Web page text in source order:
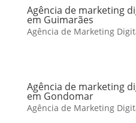
Agência de marketing
em Guimarães
Agência de Marketing
Agência de marketing
em Gondomar
Agência de Marketing